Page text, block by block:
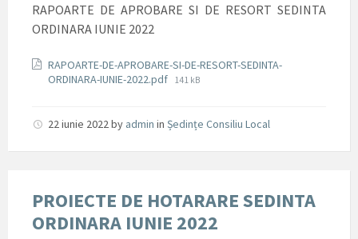
RAPOARTE DE APROBARE SI DE RESORT SEDINTA
ORDINARA IUNIE 2022
Documente
RAPOARTE-DE-APROBARE-SI-DE-RESORT-SEDINTA-
ORDINARA-IUNIE-2022.pdf File
141 kB
22 iunie 2022by admin in Ședințe Consiliu Local
PROIECTE DE HOTARARE SEDINTA
ORDINARA IUNIE 2022